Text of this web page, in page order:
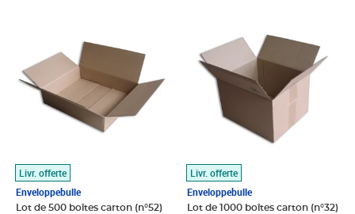
Livr. offerte
Enveloppebulle
Lot de 500 boîtes carton (n°52)
Livr. offerte
Enveloppebulle
Lot de 1000 boîtes carton (n°32)